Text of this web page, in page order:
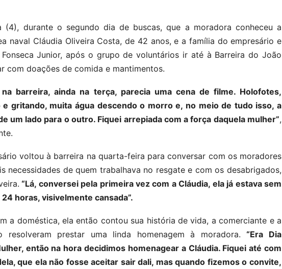
(4), durante o segundo dia de buscas, que a moradora conheceu a
naval Cláudia Oliveira Costa, de 42 anos, e a família do empresário e
Junior, após o grupo de voluntários ir até à Barreira do João
com doações de comida e mantimentos.
na barreira, ainda na terça, parecia uma cena de filme. Holofotes,
gritando, muita água descendo o morro e, no meio de tudo isso, a
um lado para o outro. Fiquei arrepiada com a força daquela mulher”,
voltou à barreira na quarta-feira para conversar com os moradores
necessidades de quem trabalhava no resgate e com os desabrigados,
“Lá, conversei pela primeira vez com a Cláudia, ela já estava sem
horas, visivelmente cansada”.
a doméstica, ela então contou sua história de vida, a comerciante e a
resolveram prestar uma linda homenagem à moradora.“Era Dia
então na hora decidimos homenagear a Cláudia. Fiquei até com
que ela não fosse aceitar sair dali, mas quando fizemos o convite,